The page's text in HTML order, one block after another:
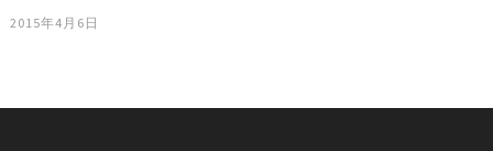
2015年4月6日